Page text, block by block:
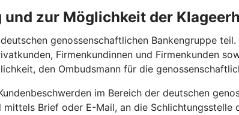
zur Möglichkeit der
genossenschaftlichen Bankengruppe
Firmenkundinnen und Firmenkunden
den Ombudsmann für die
im Bereich der deutschen
Brief oder E-Mail, an die Schlichtungsstelle